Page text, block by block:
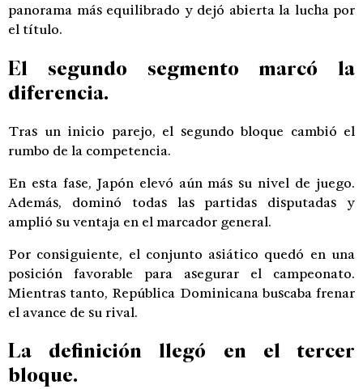
panorama más equilibrado y dejó abierta la lucha por
el título.
El segundo segmento marcó la
diferencia.
Tras un inicio parejo, el segundo bloque cambió el
rumbo de la competencia.
En esta fase, Japón elevó aún más su nivel de juego.
Además, dominó todas las partidas disputadas y
amplió su ventaja en el marcador general.
Por consiguiente, el conjunto asiático quedó en una
posición favorable para asegurar el campeonato.
Mientras tanto, República Dominicana buscaba frenar
el avance de su rival.
La definición llegó en el tercer
bloque.